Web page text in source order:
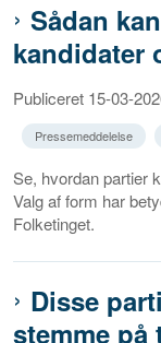
Sådan
kandidater
Publiceret 15-03-
Pressemeddelelse
Se, hvordan partier
Valg af form har
Folketinget.
Disse
stemme